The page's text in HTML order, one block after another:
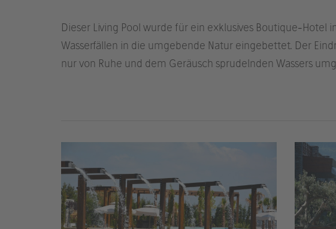
Dieser Living Pool wurde für ein exklusives Boutique-
Wasserfällen in die umgebende Natur eingebettet. Der
nur von Ruhe und dem Geräusch sprudelnden Wassers